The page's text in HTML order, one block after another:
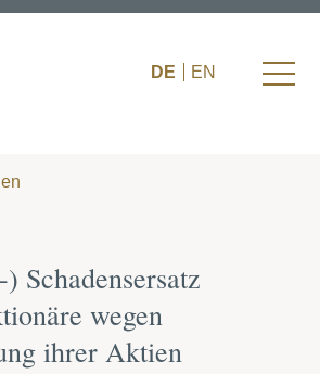
DE EN
Schadensersatz
wegen
ihrer Aktien